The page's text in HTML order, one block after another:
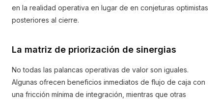
en la realidad operativa en lugar de en conjeturas optimistas
posteriores al cierre.
La matriz de priorización de sinergias
No todas las palancas operativas de valor son iguales.
Algunas ofrecen beneficios inmediatos de flujo de caja con
una fricción mínima de integración, mientras que otras